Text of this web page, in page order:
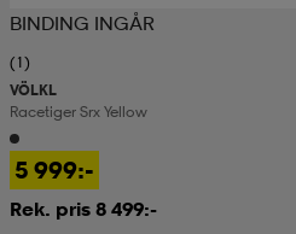
BINDING INGÅR
(1)
VÖLKL
Racetiger Srx Yellow
5 999:-
Rek. pris 8 499:-